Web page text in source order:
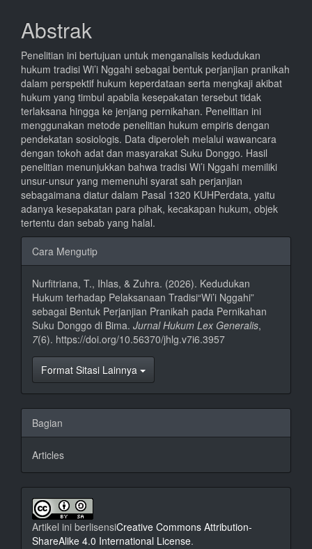
Abstrak
Penelitian ini bertujuan untuk menganalisis kedudukan
hukum tradisi Wi’i Nggahi sebagai bentuk perjanjian pranikah
dalam perspektif hukum keperdataan serta mengkaji akibat
hukum yang timbul apabila kesepakatan tersebut tidak
terlaksana hingga ke jenjang pernikahan. Penelitian ini
menggunakan metode penelitian hukum empiris dengan
pendekatan sosiologis. Data diperoleh melalui wawancara
dengan tokoh adat dan masyarakat Suku Donggo. Hasil
penelitian menunjukkan bahwa tradisi Wi’i Nggahi memiliki
unsur-unsur yang memenuhi syarat sah perjanjian
sebagaimana diatur dalam Pasal 1320 KUHPerdata, yaitu
adanya kesepakatan para pihak, kecakapan hukum, objek
tertentu dan sebab yang halal.
Rincian
Artikel
Cara Mengutip
Nurfitriana, T., Ihlas, & Zuhra. (2026). Kedudukan
Hukum terhadap Pelaksanaan Tradisi“Wi’i Nggahi”
sebagai Bentuk Perjanjian Pranikah pada Pernikahan
Suku Donggo di Bima. Jurnal Hukum Lex Generalis,
7(6). https://doi.org/10.56370/jhlg.v7i6.3957
Format Sitasi Lainnya
Bagian
Articles
Artikel ini berlisensiCreative Commons Attribution-
ShareAlike 4.0 International License.